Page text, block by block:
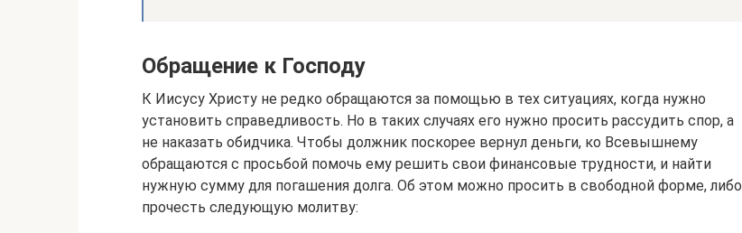
Обращение к Господу
К Иисусу Христу не редко обращаются за помощью в тех ситуациях, когда нужно
установить справедливость. Но в таких случаях его нужно просить рассудить спор, а
не наказать обидчика. Чтобы должник поскорее вернул деньги, ко Всевышнему
обращаются с просьбой помочь ему решить свои финансовые трудности, и найти
нужную сумму для погашения долга. Об этом можно просить в свободной форме, либо
прочесть следующую молитву: